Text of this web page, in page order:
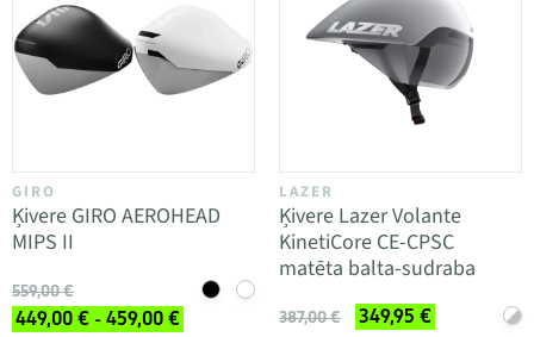
GIRO
Ķivere GIRO AEROHEAD
MIPS II
559,00 €
449,00 € - 459,00 €
LAZER
Ķivere Lazer Volante
KinetiCore CE-CPSC
matēta balta-sudraba
387,00 € 349,95 €